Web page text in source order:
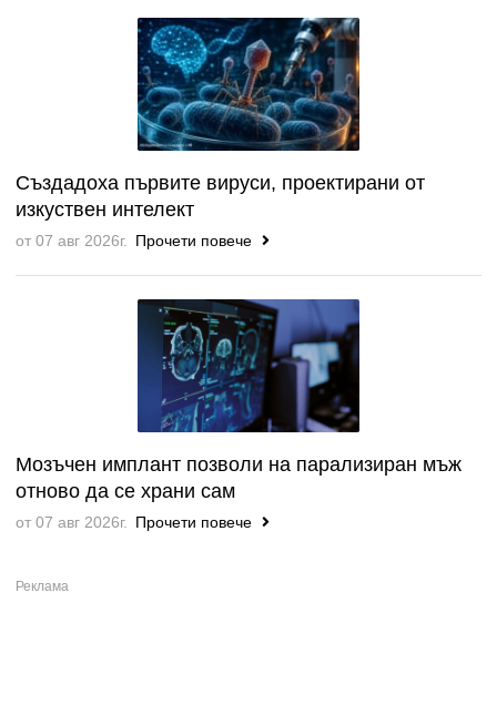
Създадоха първите вируси, проектирани от
изкуствен интелект
от 07 авг 2026г. Прочети повече
Мозъчен имплант позволи на парализиран мъж
отново да се храни сам
от 07 авг 2026г. Прочети повече